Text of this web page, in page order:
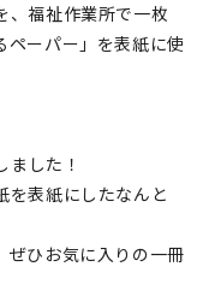
、福祉作業所で一枚
ペーパー」を表紙に使
した！
を表紙にしたなんと
ぜひお気に入りの一冊